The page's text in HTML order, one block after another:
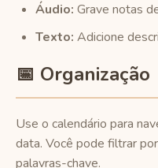
Áudio: Grave notas
Texto: Adicione
📅 Organização
Use o calendário para
data. Você pode filtrar
palavras-chave.